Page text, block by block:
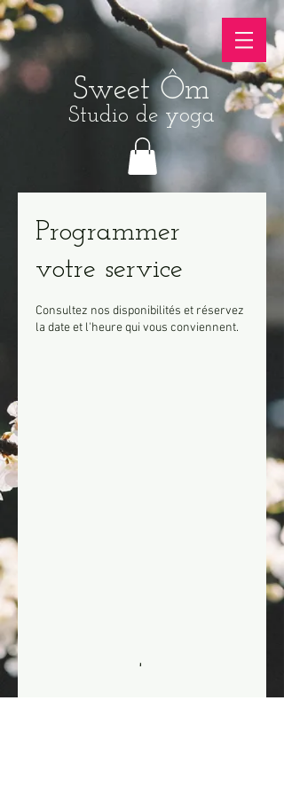
Sweet Ôm
Studio de yoga
Programmer
votre service
Consultez nos disponibilités et réservez
la date et l'heure qui vous conviennent.